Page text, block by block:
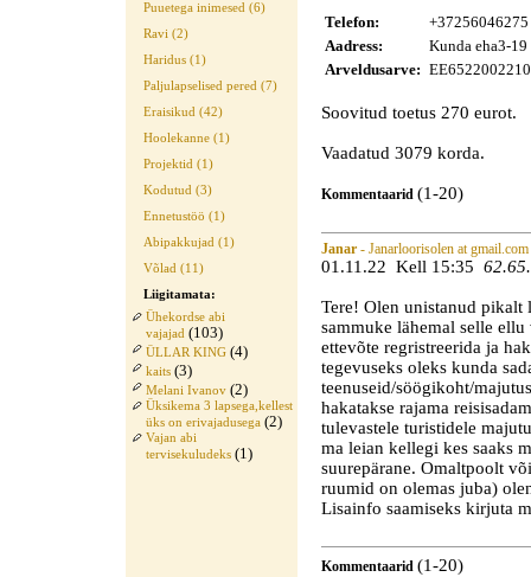
Puuetega inimesed (6)
Ravi (2)
Haridus (1)
Paljulapselised pered (7)
Eraisikud (42)
Hoolekanne (1)
Projektid (1)
Kodutud (3)
Ennetustöö (1)
Abipakkujad (1)
Võlad (11)
Liigitamata:
Ühekordse abi
vajajad (103)
ÜLLAR KING (4)
kaits (3)
Melani Ivanov (2)
Üksikema 3 lapsega,kellest
üks on erivajadusega (2)
Vajan abi
tervisekuludeks (1)
Telefon:
+37256046275
Aadress:
Kunda eha3-19
Arveldusarve:
Soovitud toetus 270 eurot.
Vaadatud 3079 korda.
Kommentaarid (1-20)
Janar - Janarloorisolen at gmail.com
01.11.22 Kell 15:35
Tere! Olen unistanud pikalt
sammuke lähemal selle
ettevõte regristreerida ja
tegevuseks oleks kunda
teenuseid/söögikoht/
hakatakse rajama
tulevastele turistidele
ma leian kellegi kes saaks
suurepärane. Omaltpoolt
ruumid on olemas juba)
Lisainfo saamiseks kirjuta
Kommentaarid (1-20)